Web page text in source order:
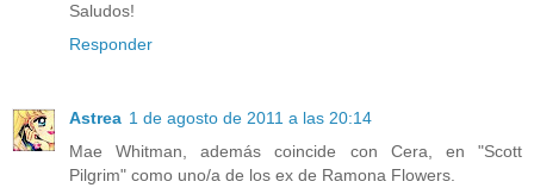
Saludos!
Responder
Astrea 1 de agosto de 2011 a las 20:14
Mae Whitman, además coincide con Cera, en "Scott
Pilgrim" como uno/a de los ex de Ramona Flowers.